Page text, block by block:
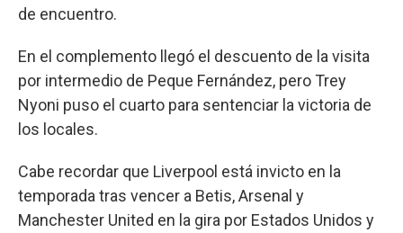
de encuentro.
En el complemento llegó el descuento de la visita
por intermedio de Peque Fernández, pero Trey
Nyoni puso el cuarto para sentenciar la victoria de
los locales.
Cabe recordar que Liverpool está invicto en la
temporada tras vencer a Betis, Arsenal y
Manchester United en la gira por Estados Unidos y